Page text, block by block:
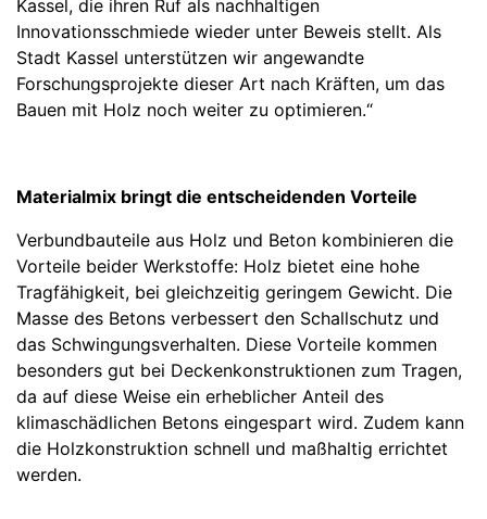
Kassel, die ihren Ruf als nachhaltigen
Innovationsschmiede wieder unter Beweis stellt. Als
Stadt Kassel unterstützen wir angewandte
Forschungsprojekte dieser Art nach Kräften, um das
Bauen mit Holz noch weiter zu optimieren.“
Materialmix bringt die entscheidenden Vorteile
Verbundbauteile aus Holz und Beton kombinieren die
Vorteile beider Werkstoffe: Holz bietet eine hohe
Tragfähigkeit, bei gleichzeitig geringem Gewicht. Die
Masse des Betons verbessert den Schallschutz und
das Schwingungsverhalten. Diese Vorteile kommen
besonders gut bei Deckenkonstruktionen zum Tragen,
da auf diese Weise ein erheblicher Anteil des
klimaschädlichen Betons eingespart wird. Zudem kann
die Holzkonstruktion schnell und maßhaltig errichtet
werden.